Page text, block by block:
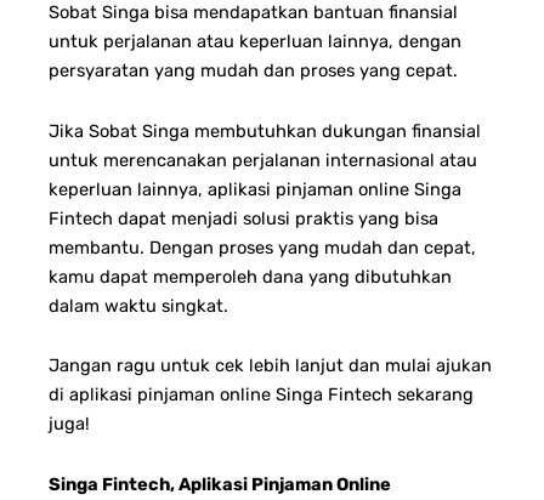
Sobat Singa bisa mendapatkan bantuan finansial
untuk perjalanan atau keperluan lainnya, dengan
persyaratan yang mudah dan proses yang cepat.
Jika Sobat Singa membutuhkan dukungan finansial
untuk merencanakan perjalanan internasional atau
keperluan lainnya, aplikasi pinjaman online Singa
Fintech dapat menjadi solusi praktis yang bisa
membantu. Dengan proses yang mudah dan cepat,
kamu dapat memperoleh dana yang dibutuhkan
dalam waktu singkat.
Jangan ragu untuk cek lebih lanjut dan mulai ajukan
di aplikasi pinjaman online Singa Fintech sekarang
juga!
Singa Fintech, Aplikasi Pinjaman Online